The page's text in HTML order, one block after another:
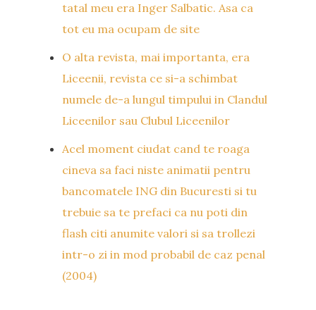
tatal meu era Inger Salbatic. Asa ca
tot eu ma ocupam de site
O alta revista, mai importanta, era
Liceenii, revista ce si-a schimbat
numele de-a lungul timpului in Clandul
Liceenilor sau Clubul Liceenilor
Acel moment ciudat cand te roaga
cineva sa faci niste animatii pentru
bancomatele ING din Bucuresti si tu
trebuie sa te prefaci ca nu poti din
flash citi anumite valori si sa trollezi
intr-o zi in mod probabil de caz penal
(2004)